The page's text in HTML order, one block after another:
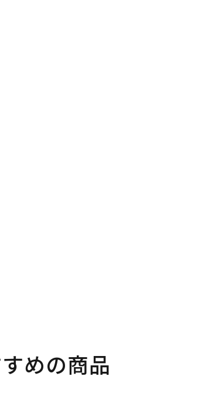
めの商品